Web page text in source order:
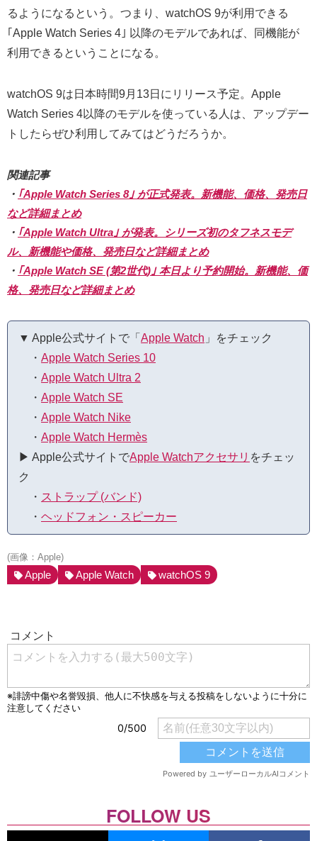
るようになるという。つまり、watchOS 9が利用できる
｢Apple Watch Series 4｣ 以降のモデルであれば、同機能が
利用できるということになる。
watchOS 9は日本時間9月13日にリリース予定。Apple
Watch Series 4以降のモデルを使っている人は、アップデー
トしたらぜひ利用してみてはどうだろうか。
関連記事
・ ｢Apple Watch Series 8｣ が正式発表。新機能、価格、発売日
など詳細まとめ
・ ｢Apple Watch Ultra｣ が発表。シリーズ初のタフネスモデ
ル、新機能や価格、発売日など詳細まとめ
・ ｢Apple Watch SE (第2世代)｣ 本日より予約開始。新機能、価
格、発売日など詳細まとめ
▼ Apple公式サイトで「 Apple Watch 」をチェック
・ Apple Watch Series 10
・ Apple Watch Ultra 2
・ Apple Watch SE
・ Apple Watch Nike
・ Apple Watch Hermès
▶︎ Apple公式サイトでApple Watchアクセサリ をチェッ
ク
・ ストラップ (バンド)
・ ヘッドフォン・スピーカー
(画像：Apple)
Apple Apple Watch watchOS 9
FOLLOW US